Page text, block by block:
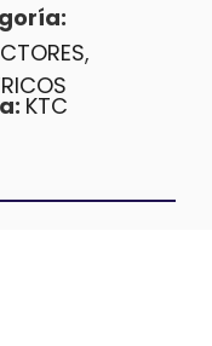
,
KTC